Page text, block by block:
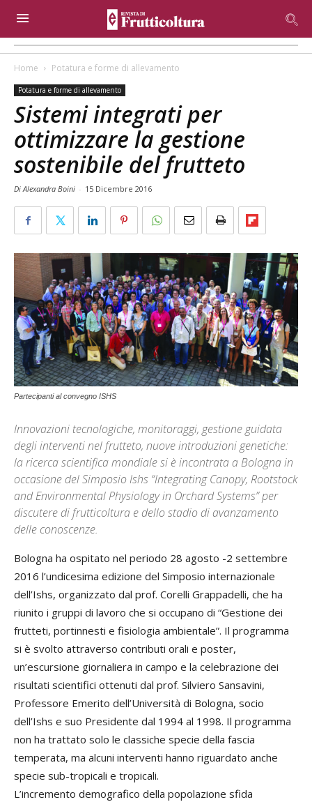
Home Potatura e forme di allevamento
Potatura e forme di allevamento
Sistemi integrati per
ottimizzare la gestione
sostenibile del frutteto
Di Alexandra Boini - 15 Dicembre 2016
Partecipanti al convegno ISHS
Innovazioni tecnologiche, monitoraggi, gestione guidata
degli interventi nel frutteto, nuove introduzioni genetiche:
la ricerca scientifica mondiale si è incontrata a Bologna in
occasione del Simposio Ishs “Integrating Canopy, Rootstock
and Environmental Physiology in Orchard Systems” per
discutere di frutticoltura e dello stadio di avanzamento
delle conoscenze.
Bologna ha ospitato nel periodo 28 agosto -2 settembre
2016 l’undicesima edizione del Simposio internazionale
dell’Ishs, organizzato dal prof. Corelli Grappadelli, che ha
riunito i gruppi di lavoro che si occupano di “Gestione dei
frutteti, portinnesti e fisiologia ambientale”. Il programma
si è svolto attraverso contributi orali e poster,
un’escursione giornaliera in campo e la celebrazione dei
risultati scientifici ottenuti dal prof. Silviero Sansavini,
Professore Emerito dell’Università di Bologna, socio
dell’Ishs e suo Presidente dal 1994 al 1998. Il programma
non ha trattato solo le classiche specie della fascia
temperata, ma alcuni interventi hanno riguardato anche
specie sub-tropicali e tropicali.
L’incremento demografico della popolazione sfida